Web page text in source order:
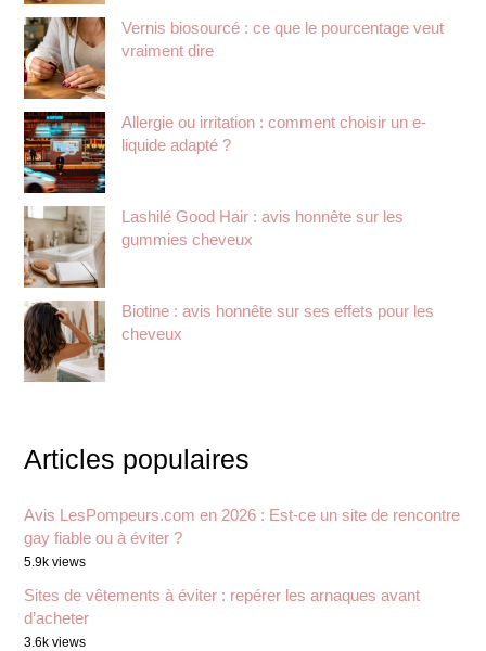
Vernis biosourcé : ce que le pourcentage veut
vraiment dire
Allergie ou irritation : comment choisir un e-
liquide adapté ?
Lashilé Good Hair : avis honnête sur les
gummies cheveux
Biotine : avis honnête sur ses effets pour les
cheveux
Articles populaires
Avis LesPompeurs.com en 2026 : Est-ce un site de rencontre
gay fiable ou à éviter ?
5.9k views
Sites de vêtements à éviter : repérer les arnaques avant
d’acheter
3.6k views